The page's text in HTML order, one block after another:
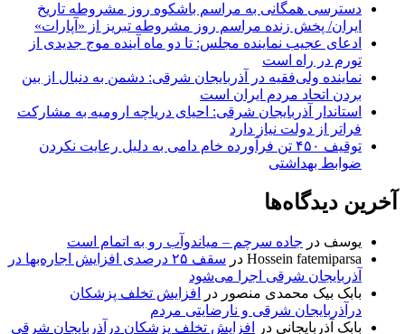
دسترسی همگانی به مراسم باشکوه روز مشروطه تاریخ
ایران/ پخش زنده مراسم روز مشروطه تبریز از «آپارات»
ادعای عجیب نماینده مجلس: تا دو ماه آینده موج جدیدی از
تورم در راه است
نماینده ولی‌فقیه در آذربایجان شرقی: دشمن به دنبال از بین
بردن اتحاد مردم ایران است
استاندار آذربایجان شرقی: احیای دریاچه ارومیه به مشارکت
فراتر از دولت نیاز دارد
توقیف ۴۵۰ تن فرآورده خام دامی به دلیل رعایت نکردن
ضوابط بهداشتی
آخرین دیدگاه‌ها
یوسف در جاده سرچم – میاندوآب رو به اتمام است
Hossein fatemiparsa در
سقف ۲۵ درصدی افزایش اجاره‌بها در
آذربایجان شرقی اجرا می‌شود
بابک بیک محمدی منصور در
افزایش تخلف پزشکان
درآذربایجان شرقی و نارضایتی مردم
بابک آذربایجانی در افزایش تخلف پزشکان درآذربایجان شرقی